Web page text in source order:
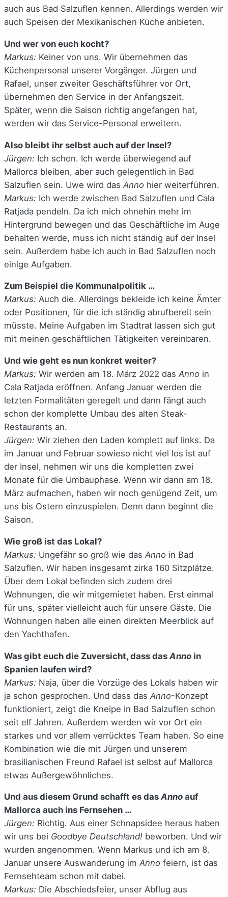
auch aus Bad Salzuflen kennen. Allerdings werden wir
auch Speisen der Mexikanischen Küche anbieten.
Und wer von euch kocht?
Markus: Keiner von uns. Wir übernehmen das
Küchenpersonal unserer Vorgänger. Jürgen und
Rafael, unser zweiter Geschäftsführer vor Ort,
übernehmen den Service in der Anfangszeit.
Später, wenn die Saison richtig angefangen hat,
werden wir das Service-Personal erweitern.
Also bleibt ihr selbst auch auf der Insel?
Jürgen: Ich schon. Ich werde überwiegend auf
Mallorca bleiben, aber auch gelegentlich in Bad
Salzuflen sein. Uwe wird das Anno hier weiterführen.
Markus: Ich werde zwischen Bad Salzuflen und Cala
Ratjada pendeln. Da ich mich ohnehin mehr im
Hintergrund bewegen und das Geschäftliche im Auge
behalten werde, muss ich nicht ständig auf der Insel
sein. Außerdem habe ich auch in Bad Salzuflen noch
einige Aufgaben.
Zum Beispiel die Kommunalpolitik …
Markus: Auch die. Allerdings bekleide ich keine Ämter
oder Positionen, für die ich ständig abrufbereit sein
müsste. Meine Aufgaben im Stadtrat lassen sich gut
mit meinen geschäftlichen Tätigkeiten vereinbaren.
Und wie geht es nun konkret weiter?
Markus: Wir werden am 18. März 2022 das Anno in
Cala Ratjada eröffnen. Anfang Januar werden die
letzten Formalitäten geregelt und dann fängt auch
schon der komplette Umbau des alten Steak-
Restaurants an.
Jürgen: Wir ziehen den Laden komplett auf links. Da
im Januar und Februar sowieso nicht viel los ist auf
der Insel, nehmen wir uns die kompletten zwei
Monate für die Umbauphase. Wenn wir dann am 18.
März aufmachen, haben wir noch genügend Zeit, um
uns bis Ostern einzuspielen. Denn dann beginnt die
Saison.
Wie groß ist das Lokal?
Markus: Ungefähr so groß wie das Anno in Bad
Salzuflen. Wir haben insgesamt zirka 160 Sitzplätze.
Über dem Lokal befinden sich zudem drei
Wohnungen, die wir mitgemietet haben. Erst einmal
für uns, später vielleicht auch für unsere Gäste. Die
Wohnungen haben alle einen direkten Meerblick auf
den Yachthafen.
Was gibt euch die Zuversicht, dass das Anno in
Spanien laufen wird?
Markus: Naja, über die Vorzüge des Lokals haben wir
ja schon gesprochen. Und dass das Anno-Konzept
funktioniert, zeigt die Kneipe in Bad Salzuflen schon
seit elf Jahren. Außerdem werden wir vor Ort ein
starkes und vor allem verrücktes Team haben. So eine
Kombination wie die mit Jürgen und unserem
brasilianischen Freund Rafael ist selbst auf Mallorca
etwas Außergewöhnliches.
Und aus diesem Grund schafft es dasAnno auf
Mallorca auch ins Fernsehen …
Jürgen: Richtig. Aus einer Schnapsidee heraus haben
wir uns bei Goodbye Deutschland! beworben. Und wir
wurden angenommen. Wenn Markus und ich am 8.
Januar unsere Auswanderung im Anno feiern, ist das
Fernsehteam schon mit dabei.
Markus: Die Abschiedsfeier, unser Abflug aus